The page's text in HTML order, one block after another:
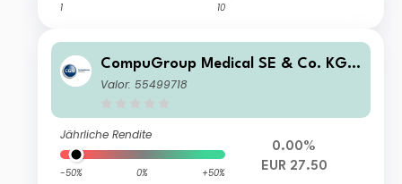
1 10
CompuGroup Medical SE & Co. KGa
A
Valor: 55499718
Jährliche Rendite
-50% 0% +50%
0.00%
EUR 27.50